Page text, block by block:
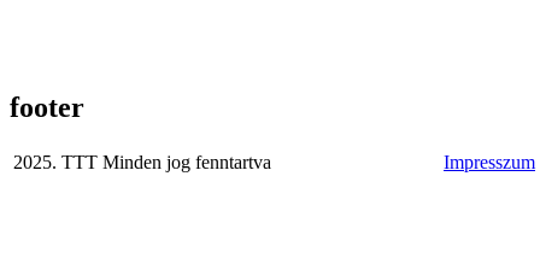
footer
2025. TTT Minden jog fenntartva Impresszum